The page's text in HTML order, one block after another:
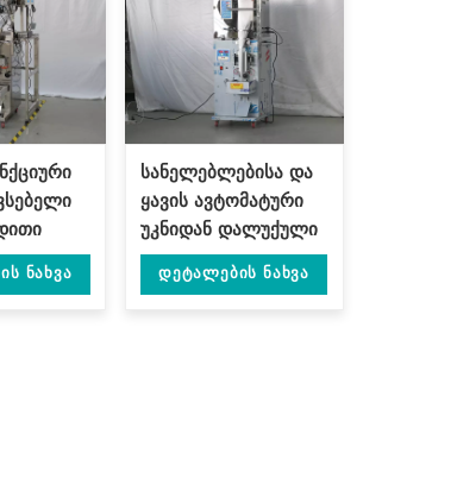
/Ნახვა
სანელებლებისა და
ყავის ავტომატური
უკნიდან დალუქული
საკვების შესაფუთი
მანქანა DL-XBF-D
Დეტალების Ნახვა